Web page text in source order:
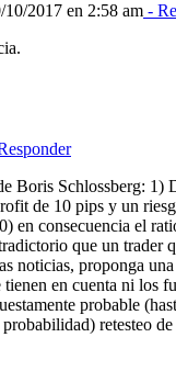
10/2017 en 2:58 am -
Boris Schlossberg: 1)
de 10 pips y un
en consecuencia el
que un trader
noticias, proponga una
en cuenta ni los
probable
retesteo